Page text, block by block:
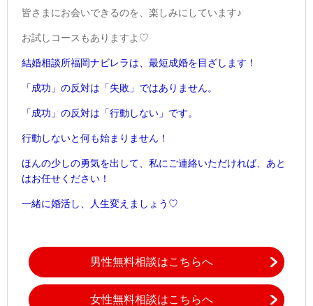
皆さまにお会いできるのを、楽しみにしています♪
お試しコースもありますよ♡
結婚相談所福岡ナビレラは、最短成婚を目ざします！
「成功」の反対は 「失敗」ではありません。
「成功」の反対は 「行動しない」です。
行動しないと何も始まりません！
ほんの少しの勇気を出して、 私にご連絡いただければ、あと
はお任せください！
一緒に婚活し、人生変えましょう♡
男性無料相談はこちらへ
女性無料相談はこちらへ